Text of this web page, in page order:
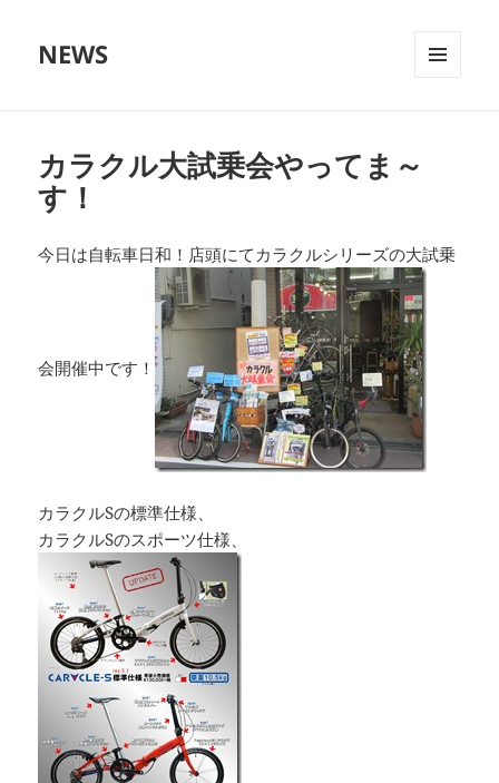
NEWS
カラクル大試乗会やってま～
す！
今日は自転車日和！店頭にてカラクルシリーズの大試乗
会開催中です！
カラクルSの標準仕様、
カラクルSのスポーツ仕様、